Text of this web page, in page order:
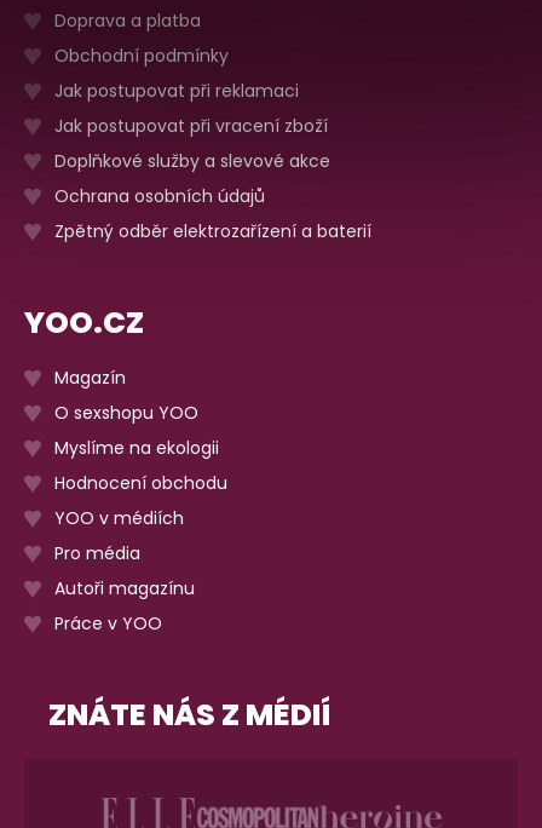
Doprava a platba
Obchodní podmínky
Jak postupovat při reklamaci
Jak postupovat při vracení zboží
Doplňkové služby a slevové akce
Ochrana osobních údajů
Zpětný odběr elektrozařízení a baterií
YOO.CZ
Magazín
O sexshopu YOO
Myslíme na ekologii
Hodnocení obchodu
YOO v médiích
Pro média
Autoři magazínu
Práce v YOO
ZNÁTE NÁS Z MÉDIÍ